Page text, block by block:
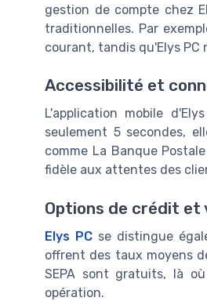
gestion de compte chez
traditionnelles. Par
courant, tandis qu'Elys PC
Accessibilité et
L'application mobile
seulement 5 secondes,
comme La Banque
fidèle aux attentes des
Options de crédit et
Elys PC se distingue
offrent des taux moyens
SEPA sont gratuits, là
opération.